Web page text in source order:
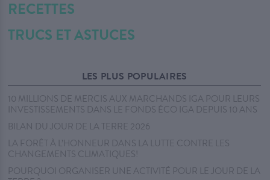
RECETTES
TRUCS ET ASTUCES
LES PLUS POPULAIRES
10 MILLIONS DE MERCIS AUX MARCHANDS IGA POUR LEURS
INVESTISSEMENTS DANS LE FONDS ÉCO IGA DEPUIS 10 ANS
BILAN DU JOUR DE LA TERRE 2026
LA FORÊT À L’HONNEUR DANS LA LUTTE CONTRE LES
CHANGEMENTS CLIMATIQUES!
POURQUOI ORGANISER UNE ACTIVITÉ POUR LE JOUR DE LA